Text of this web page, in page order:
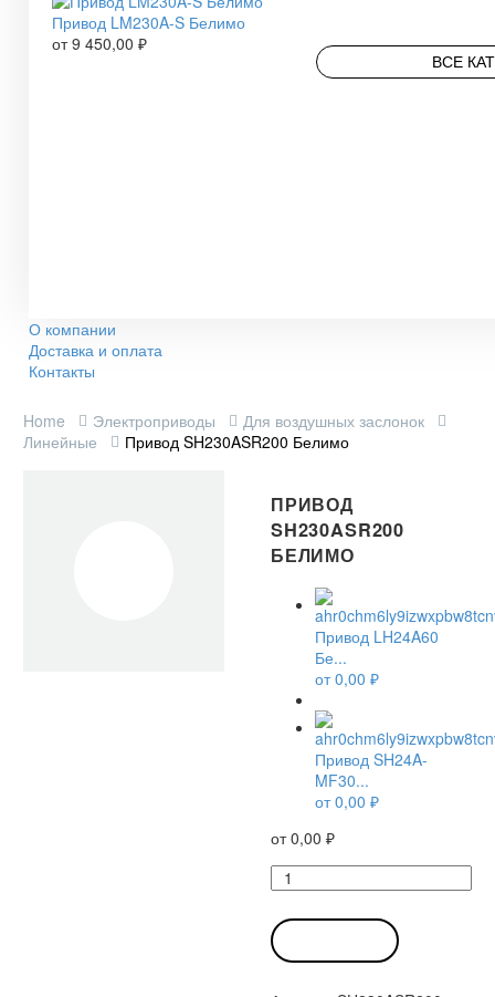
Привод LM230A-S Белимо
от9 450,00 ₽
ВСЕ
О компании
Доставка и оплата
Контакты
Home Электроприводы
Для воздушных заслонок
Линейные
Привод SH230ASR200 Белимо
ПРИВОД
SH230ASR200
БЕЛИМО
Привод LH24A60
Бе...
от0,00 ₽
Привод SH24A-
MF30...
от0,00 ₽
от0,00 ₽
Количество
товара
Привод
SH230ASR200
Белимо